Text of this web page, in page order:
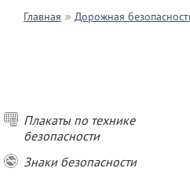
Главная Дорожная
Плакаты по технике
безопасности
Знаки безопасности